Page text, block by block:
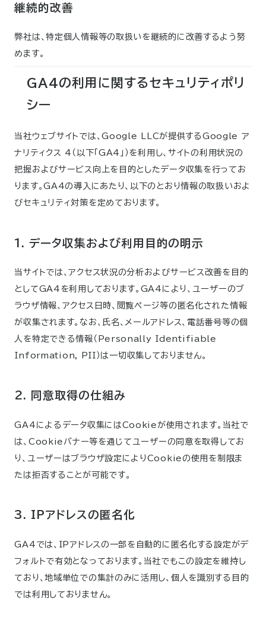
継続的改善
弊社は、特定個人情報等の取扱いを継続的に改善するよう努
めます。
GA4の利用に関するセキュリティポリ
シー
当社ウェブサイトでは、Google LLCが提供するGoogle ア
ナリティクス 4（以下「GA4」）を利用し、サイトの利用状況の
把握およびサービス向上を目的としたデータ収集を行ってお
ります。GA4の導入にあたり、以下のとおり情報の取扱いおよ
びセキュリティ対策を定めております。
1. データ収集および利用目的の明示
当サイトでは、アクセス状況の分析およびサービス改善を目的
としてGA4を利用しております。GA4により、ユーザーのブ
ラウザ情報、アクセス日時、閲覧ページ等の匿名化された情報
が収集されます。なお、氏名、メールアドレス、電話番号等の個
人を特定できる情報（Personally Identifiable
Information, PII）は一切収集しておりません。
2. 同意取得の仕組み
GA4によるデータ収集にはCookieが使用されます。当社で
は、Cookieバナー等を通じてユーザーの同意を取得してお
り、ユーザーはブラウザ設定によりCookieの使用を制限ま
たは拒否することが可能です。
3. IPアドレスの匿名化
GA4では、IPアドレスの一部を自動的に匿名化する設定がデ
フォルトで有効となっております。当社でもこの設定を維持し
ており、地域単位での集計のみに活用し、個人を識別する目的
では利用しておりません。